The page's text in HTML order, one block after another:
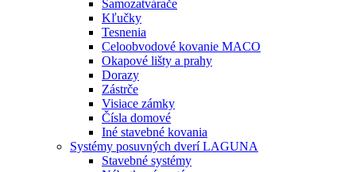
Samozatvárače
Kľučky
Tesnenia
Celoobvodové kovanie MACO
Okapové lišty a prahy
Dorazy
Zástrče
Visiace zámky
Čísla domové
Iné stavebné kovania
Systémy posuvných dverí LAGUNA
Stavebné systémy